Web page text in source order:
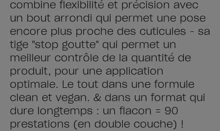
combine flexibilité et précision avec
un bout arrondi qui permet une pose
encore plus proche des cuticules - sa
tige "stop goutte" qui permet un
meilleur contrôle de la quantité de
produit, pour une application
optimale. Le tout dans une formule
clean et vegan. & dans un format qui
dure longtemps : un flacon = 90
prestations (en double couche) !